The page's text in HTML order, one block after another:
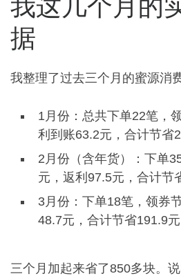
我这几个月的
据
我整理了过去三个月的蜜源消
1月份：总共下单22笔，
利到账63.2元，合计节省
2月份（含年货）：下单
元，返利97.5元，合计节
3月份：下单18笔，领券
48.7元，合计节省191.9元
三个月加起来省了850多块。